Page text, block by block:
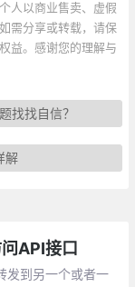
人以商业售卖、虚假
需分享或转载，请保
益。感谢您的理解与
找找自信？
解
API接口
发到另一个或者一